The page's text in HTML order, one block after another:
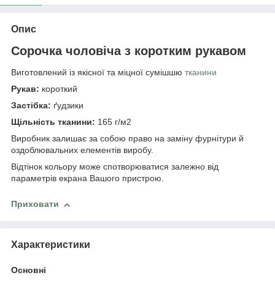
Опис
Сорочка чоловіча з коротким рукавом
Виготовлений із якісної та міцної сумішшю тканини
Рукав: короткий
Застібка: ґудзики
Щільність тканини: 165 г/м2
Виробник залишає за собою право на заміну фурнітури й
оздоблювальних елементів виробу.
Відтінок кольору може спотворюватися залежно від
параметрів екрана Вашого пристрою.
Приховати
Характеристики
Основні